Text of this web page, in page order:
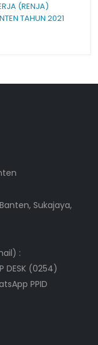
(RENJA)
TAHUN 2021
Sukajaya,
:
DESK (0254)
PPID